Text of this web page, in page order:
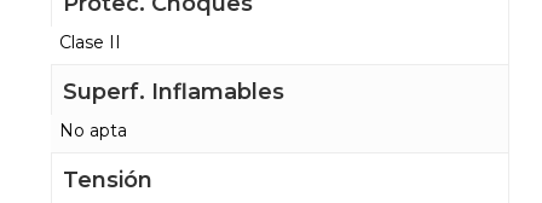
Clase II
Superf. Inflamables
No apta
Tensión